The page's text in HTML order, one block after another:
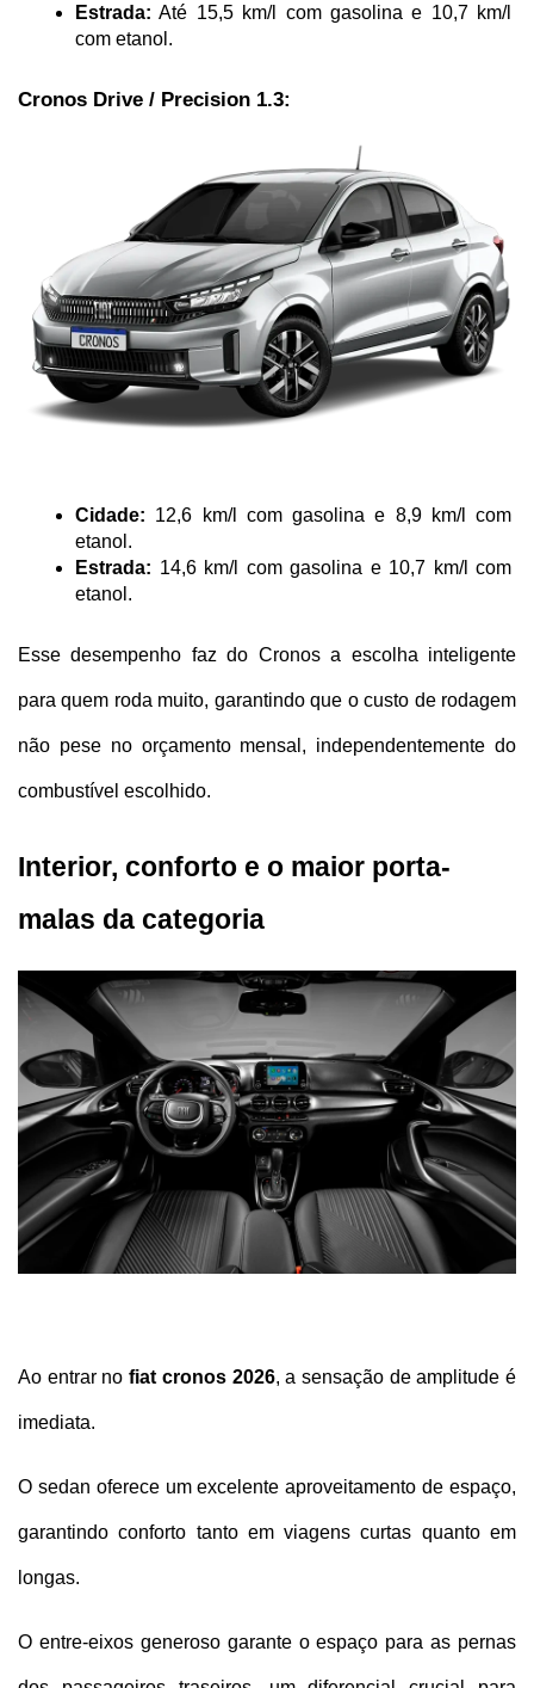
Estrada: Até 15,5 km/l com gasolina e 10,7 km/l
com etanol.
Cronos Drive / Precision 1.3:
Cidade: 12,6 km/l com gasolina e 8,9 km/l com
etanol.
Estrada: 14,6 km/l com gasolina e 10,7 km/l com
etanol.
Esse desempenho faz do Cronos a escolha inteligente
para quem roda muito, garantindo que o custo de rodagem
não pese no orçamento mensal, independentemente do
combustível escolhido.
Interior, conforto e o maior porta-
malas da categoria
Ao entrar no fiat cronos 2026, a sensação de amplitude é
imediata.
O sedan oferece um excelente aproveitamento de espaço,
garantindo conforto tanto em viagens curtas quanto em
longas.
O entre-eixos generoso garante o espaço para as pernas